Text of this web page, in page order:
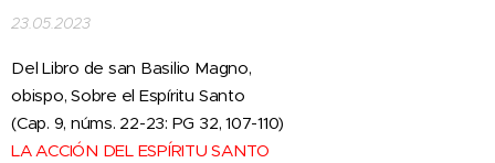
23.05.2023
Del Libro de san Basilio Magno,
obispo, Sobre el Espíritu Santo
(Cap. 9, núms. 22-23: PG 32, 107-110)
LA ACCIÓN DEL ESPÍRITU SANTO